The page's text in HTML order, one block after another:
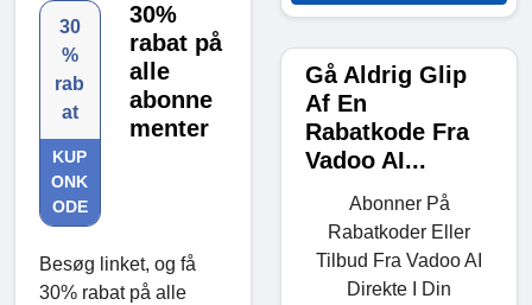
30
%
rab
at
KUP
ONK
ODE
30%
rabat på
alle
abonne
menter
Besøg linket, og få
30% rabat på alle
Gå Aldrig Glip
Af En
Rabatkode Fra
Vadoo AI...
Abonner På
Rabatkoder Eller
Tilbud Fra Vadoo AI
Direkte I Din